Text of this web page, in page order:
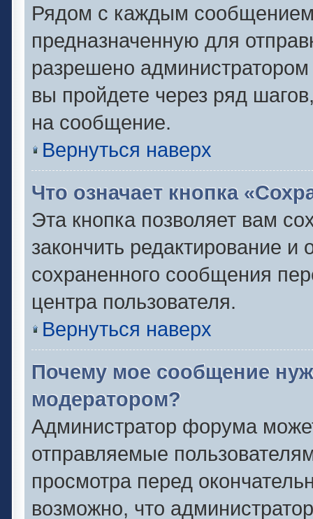
Рядом с каждым сообщением
предназначенную для
разрешено
вы пройдете через ряд
на сообщение.
Вернуться наверх
Что означает кнопка
Эта кнопка позволяет вам
закончить редактирование и
сохраненного сообщения
центра пользователя.
Вернуться наверх
Почему мое сообщение
модератором?
Администратор форума
отправляемые
просмотра перед
возможно, что